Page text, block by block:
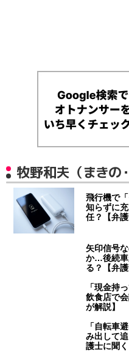
牧野和夫（まきの
飛行機で
知らずに
任？【弁護
矢印信号
か…後続車
る？【弁護
「現金持
飲食店で
が解説】
「自転車
み出して
護士に聞く